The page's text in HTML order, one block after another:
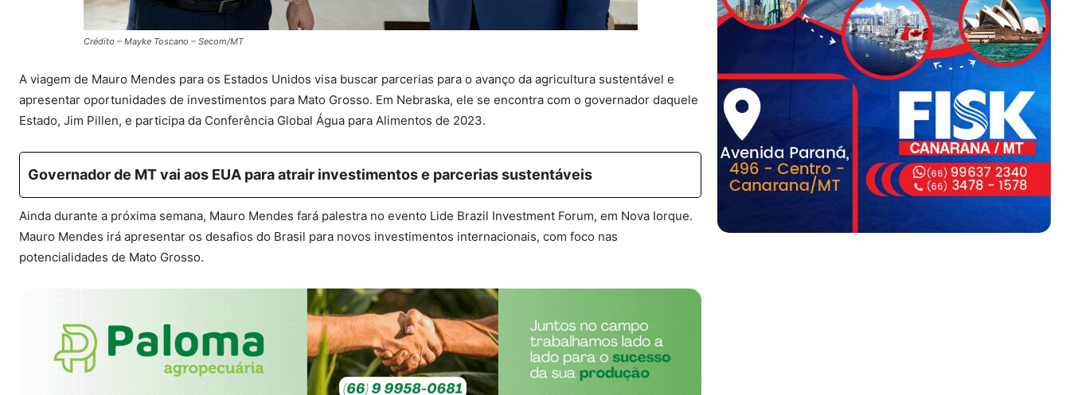
Crédito – Mayke Toscano – Secom/MT
A viagem de Mauro Mendes para os Estados Unidos visa buscar parcerias para o avanço da agricultura sustentável e
apresentar oportunidades de investimentos para Mato Grosso. Em Nebraska, ele se encontra com o governador daquele
Estado, Jim Pillen, e participa da Conferência Global Água para Alimentos de 2023.
Governador de MT vai aos EUA para atrair investimentos e parcerias sustentáveis
Ainda durante a próxima semana, Mauro Mendes fará palestra no evento Lide Brazil Investment Forum, em Nova Iorque.
Mauro Mendes irá apresentar os desafios do Brasil para novos investimentos internacionais, com foco nas
potencialidades de Mato Grosso.